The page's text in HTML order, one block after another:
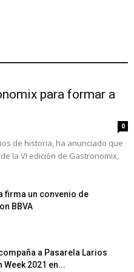
para formar a
0
de historia, ha anunciado que
la VI edición de Gastronomix,
firma un convenio de
BBVA
a Pasarela Larios
Week 2021 en...